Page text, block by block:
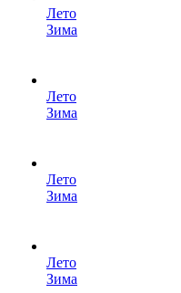
Лето
Зима
Лето
Зима
Лето
Зима
Лето
Зима